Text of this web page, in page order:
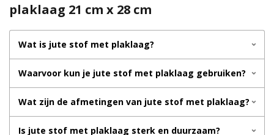
plaklaag 21 cm x 28 cm
Wat is jute stof met plaklaag?
Waarvoor kun je jute stof met plaklaag gebruiken?
Wat zijn de afmetingen van jute stof met plaklaag?
Is jute stof met plaklaag sterk en duurzaam?